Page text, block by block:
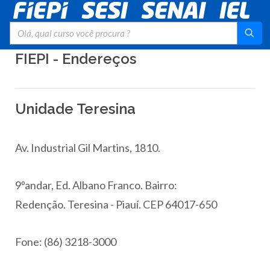
FIEPI - Endereços
Unidade Teresina
Av. Industrial Gil Martins, 1810.
9ºandar, Ed. Albano Franco. Bairro:
Redenção. Teresina - Piauí. CEP 64017-650
Fone: (86) 3218-3000